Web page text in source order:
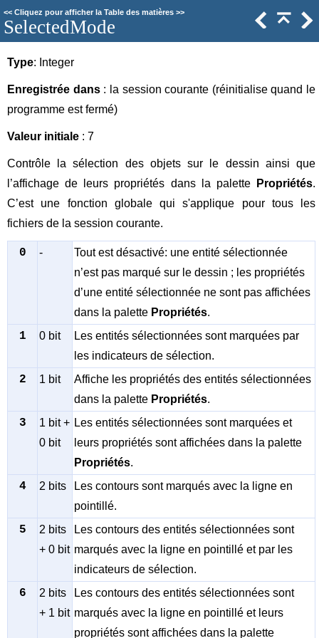
<< Cliquez pour afficher la Table des matières >>
SelectedMode
Type: Integer
Enregistrée dans : la session courante (réinitialise quand le
programme est fermé)
Valeur initiale : 7
Contrôle la sélection des objets sur le dessin ainsi que
l’affichage de leurs propriétés dans la palette
Propriétés.
C’est une fonction globale qui s'applique pour tous les
fichiers de la session courante.
0 -
Tout est désactivé: une entité sélectionnée
n’est pas marqué sur le dessin ; les propriétés
d’une entité sélectionnée ne sont pas affichées
dans la palette Propriétés.
1 0 bit
Les entités sélectionnées sont marquées par
les indicateurs de sélection.
2 1 bit
Affiche les propriétés des entités sélectionnées
dans la palette Propriétés.
3
1 bit +
0 bit
Les entités sélectionnées sont marquées et
leurs propriétés sont affichées dans la palette
Propriétés.
4 2 bits
Les contours sont marqués avec la ligne en
pointillé.
5
2 bits
+ 0 bit
Les contours des entités sélectionnées sont
marqués avec la ligne en pointillé et par les
indicateurs de sélection.
6
2 bits
+ 1 bit
Les contours des entités sélectionnées sont
marqués avec la ligne en pointillé et leurs
propriétés sont affichées dans la palette